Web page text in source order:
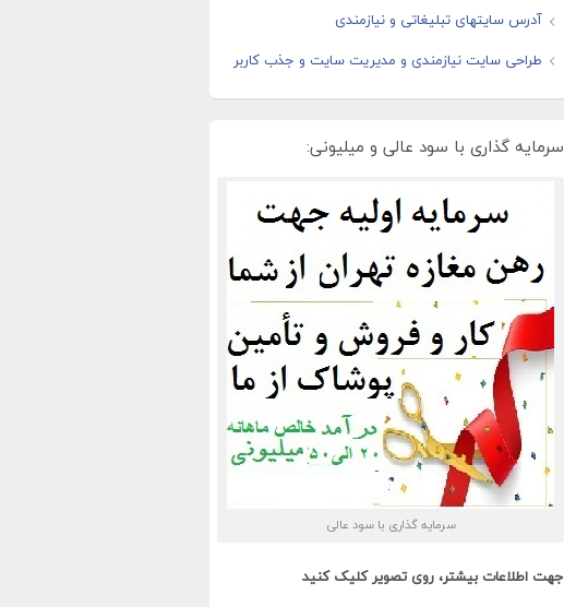
آدرس سایتهای تبلیغاتی و نیازمندی
طراحی سایت نیازمندی و مدیریت سایت و جذب کاربر
سرمایه گذاری با سود عالی و میلیونی:
سرمایه گذاری با سود عالی
جهت اطلاعات بیشتر، روی تصویر کلیک کنید